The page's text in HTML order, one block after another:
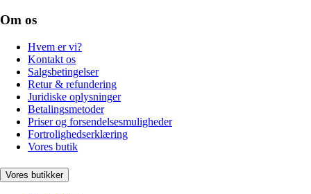
Om os
Hvem er vi?
Kontakt os
Salgsbetingelser
Retur & refundering
Juridiske oplysninger
Betalingsmetoder
Priser og forsendelsesmuligheder
Fortrolighedserklæring
Vores butik
Vores butikker